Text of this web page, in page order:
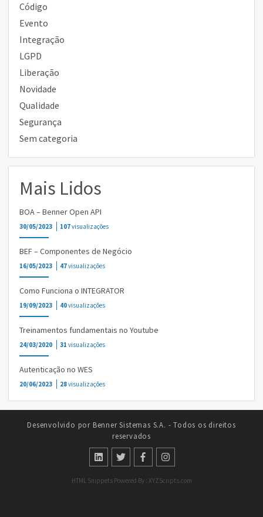
Código
Evento
Integração
LGPD
Liberação
Novidade
Qualidade
Segurança
Sem categoria
Mais Lidos
BOA – Benner Open API
30/05/2023 107visualizações
BEF – Componentes de Negócio
16/05/2023 47visualizações
Como Funciona o INTEGRATOR
19/09/2023 40visualizações
Treinamentos fundamentais no Youtube
24/03/2020 31 visualizações
Autenticação no WES
20/06/2023 28visualizações
Desenvolvido por Benner Sistemas S.A. - Todos os direitos
reservados
HTML SnippetsPowered By : XYZScripts.com